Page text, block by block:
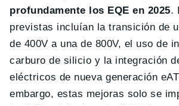
profundamente los EQE en 2025.
previstas incluían la transición de
de 400V a una de 800V, el uso de
carburo de silicio y la integración
eléctricos de nueva generación
embargo, estas mejoras solo se